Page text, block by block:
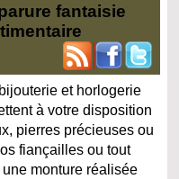
fantaisie
et horlogerie
à votre disposition
pierres précieuses ou
fiançailles ou tout
monture réalisée